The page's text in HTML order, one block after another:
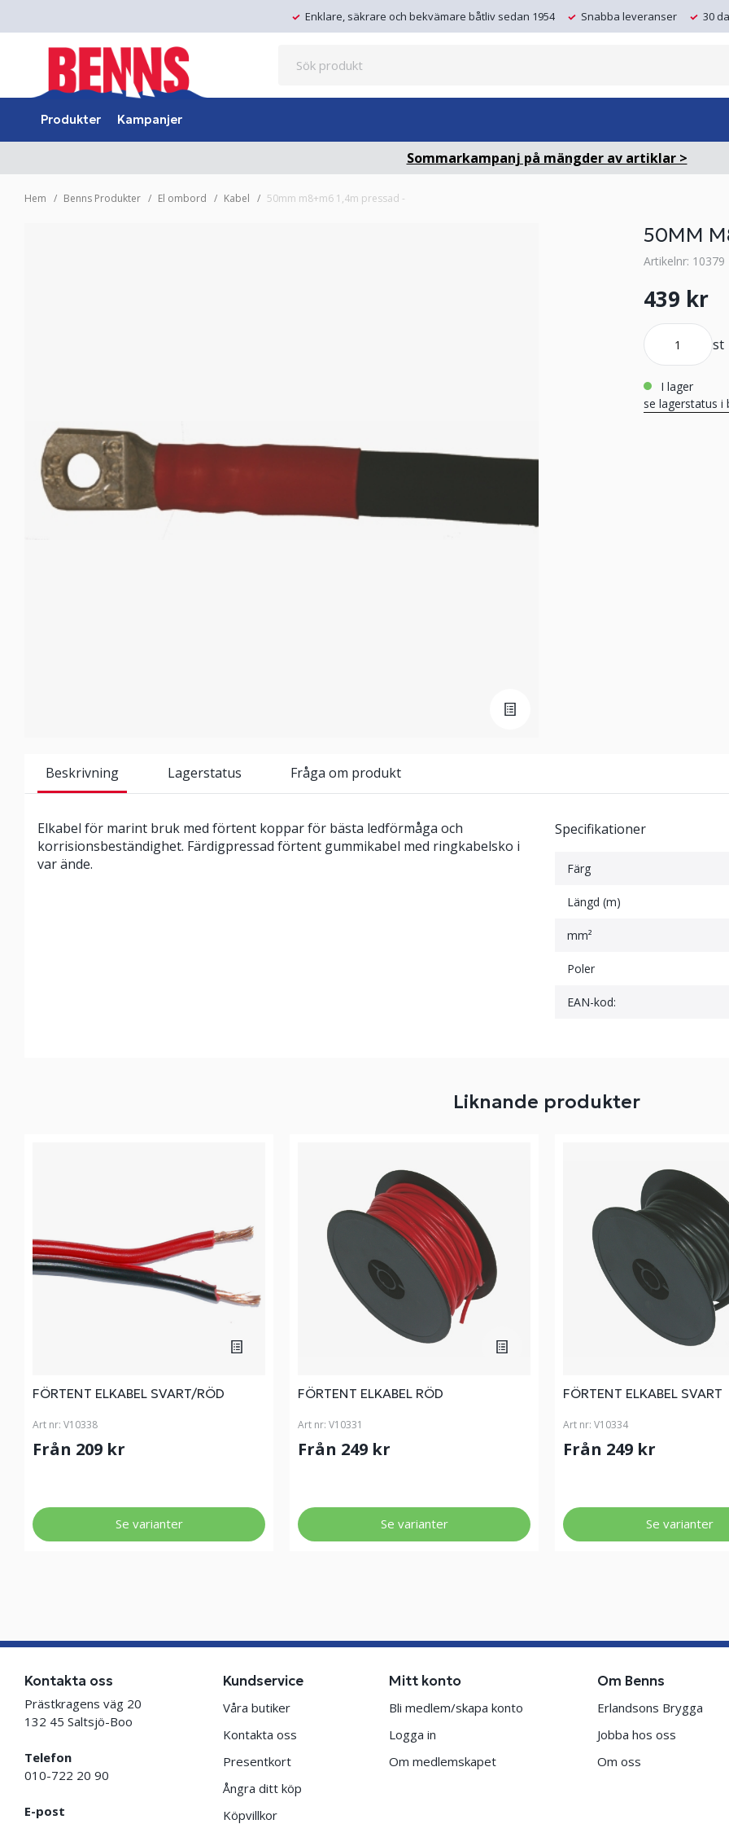
Enklare, säkrare och bekvämare båtliv sedan 1954 Snabba leveranser 30
Produkter Kampanjer
Sommarkampanj på mängder av artiklar >
Hem Benns Produkter El ombord Kabel 50mm m8+m6 1,4m pressad -
50MM
Artikelnr: 10379
439 kr
st
i lager
se lagerstatus i
Beskrivning Lagerstatus Fråga om produkt
Elkabel för marint bruk med förtent koppar för bästa ledförmåga och
korrisionsbeständighet. Färdigpressad förtent gummikabel med ringkabelsko i
var ände.
Specifikationer
Färg
Längd (m)
mm²
Poler
EAN-kod:
Liknande produkter
FÖRTENT ELKABEL SVART/RÖD
Art nr: V10338
Från 209 kr
Se varianter
FÖRTENT ELKABEL RÖD
Art nr: V10331
Från 249 kr
Se varianter
FÖRTENT ELKABEL SVART
Art nr: V10334
Från 249 kr
Se varianter
Kontakta oss
Prästkragens väg 20
132 45 Saltsjö-Boo
Telefon
010-722 20 90
E-post
Kundservice
Våra butiker
Kontakta oss
Presentkort
Ångra ditt köp
Köpvillkor
Mitt konto
Bli medlem/skapa konto
Logga in
Om medlemskapet
Om Benns
Erlandsons Brygga
Jobba hos oss
Om oss